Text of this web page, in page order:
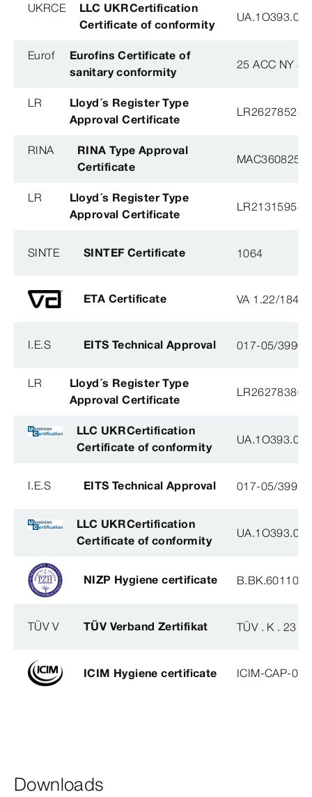
UKRCE
LLC UKRCertification
Certificate of conformity
Eurof
Eurofins Certificate of
sanitary conformity
25 ACC NY
LR
Lloyd´s Register Type
Approval Certificate
RINA
RINA Type Approval
Certificate
LR
Lloyd´s Register Type
Approval Certificate
SINTE SINTEF Certificate 1064
ETA Certificate VA 1.22/18407
I.E.S EITS Technical Approval 017-05/3990-
LR
Lloyd´s Register Type
Approval Certificate
LLC UKRCertification
Certificate of conformity
I.E.S EITS Technical Approval 017-05/3991-
LLC UKRCertification
Certificate of conformity
NIZP Hygiene certificate
TÜV V TÜV Verband Zertifikat TÜV . K . 23 -
ICIM Hygiene certificate ICIM-CAP-
Downloads